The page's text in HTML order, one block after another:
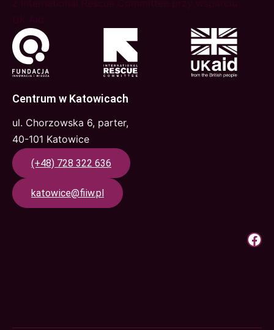
Centrum w Katowicach
ul. Chorzowska 6, parter,
40-101 Katowice
(+48) 728 322 636
katowice@fiiw.pl
Krok Do Pracy | Facebook